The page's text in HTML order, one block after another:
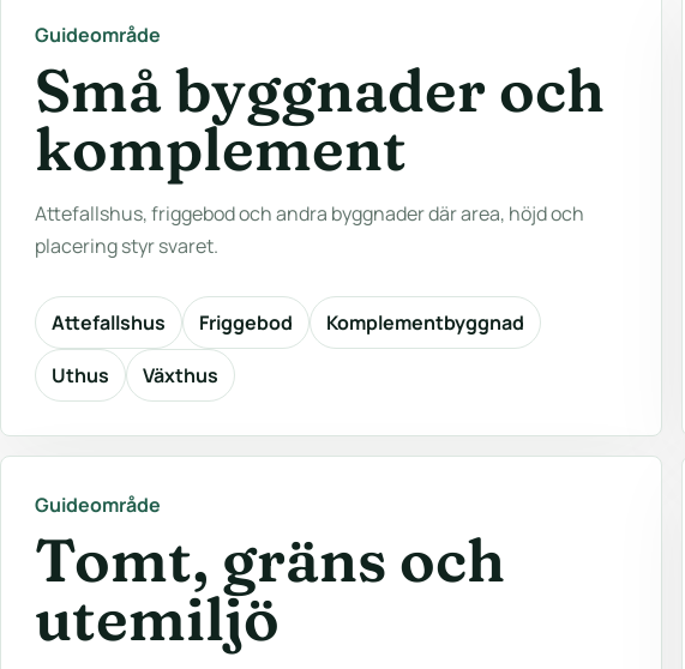
Guideområde
Små byggnader och
komplement
Attefallshus, friggebod och andra byggnader där area, höjd och
placering styr svaret.
Attefallshus Friggebod
Komplementbyggnad
Uthus
Växthus
Guideområde
Tomt, gräns och
utemiljö